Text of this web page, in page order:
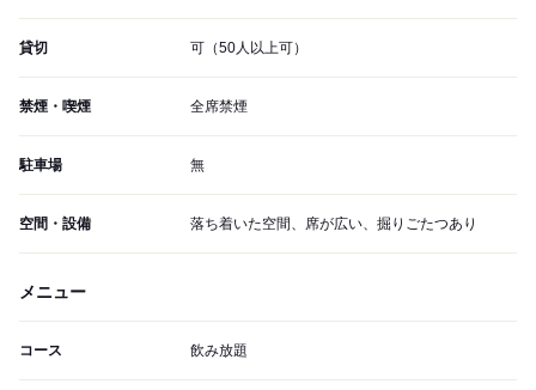
貸切 可（50人以上可）
禁煙・喫煙 全席禁煙
駐車場 無
空間・設備 落ち着いた空間、席が広い、掘りごたつあり
メニュー
コース 飲み放題